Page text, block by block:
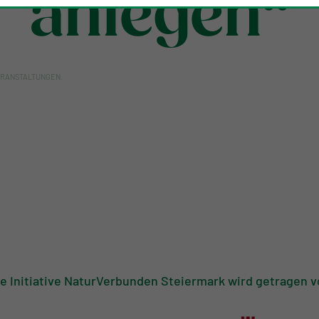
anlegen“
Initiative NaturVerbunden Steiermark wird getragen